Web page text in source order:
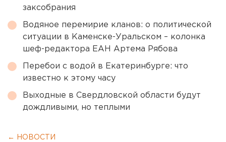
заксобрания
Водяное перемирие кланов: о политической
ситуации в Каменске-Уральском – колонка
шеф-редактора ЕАН Артема Рябова
Перебои с водой в Екатеринбурге: что
известно к этому часу
Выходные в Свердловской области будут
дождливыми, но теплыми
← НОВОСТИ